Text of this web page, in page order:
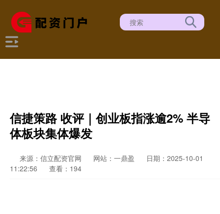
信捷策路 收评｜创业板指涨逾2% 半导
体板块集体爆发
来源：信立配资官网 网站：一鼎盈
日期：2025-10-01
11:22:56
查看：194